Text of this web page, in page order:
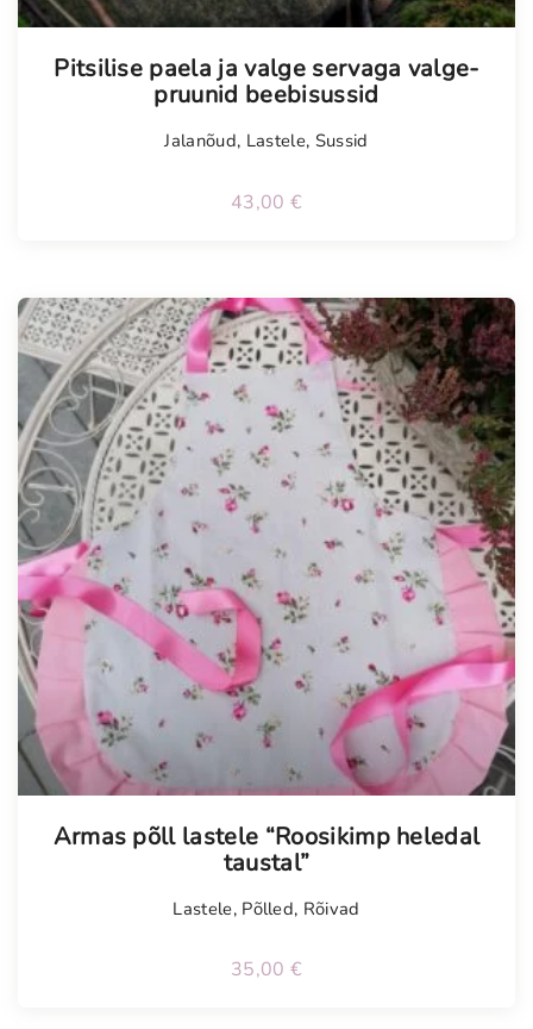
Pitsilise paela ja valge servaga valge-
pruunid beebisussid
Jalanõud, Lastele, Sussid
43,00 €
Armas põll lastele “Roosikimp heledal
taustal”
Lastele, Põlled, Rõivad
35,00 €